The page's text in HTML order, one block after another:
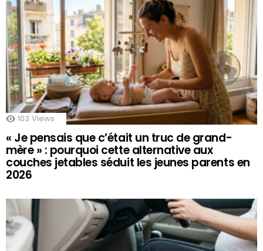
103 Views
« Je pensais que c’était un truc de grand-
mère » : pourquoi cette alternative aux
couches jetables séduit les jeunes parents en
2026